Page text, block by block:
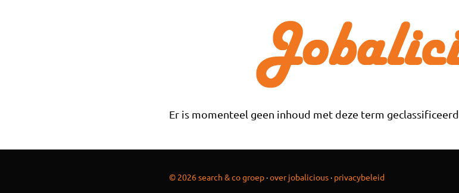
Er is momenteel geen inhoud met deze term geclassificeerd.
© 2026 search & co groep·over jobalicious· privacybeleid